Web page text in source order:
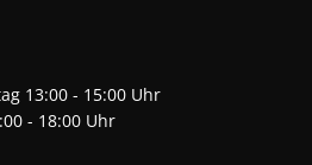
13:00 - 15:00 Uhr
- 18:00 Uhr